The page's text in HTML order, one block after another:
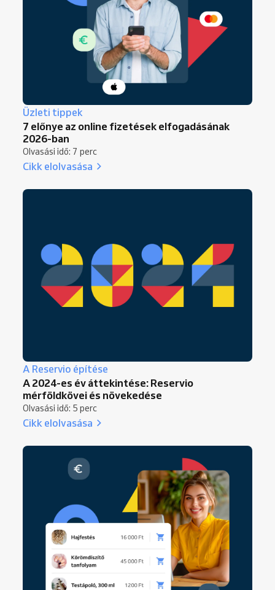
Üzleti tippek
7 előnye az online fizetések elfogadásának
2026-ban
Olvasási idő: 7 perc
Cikk elolvasása
A Reservio építése
A 2024-es év áttekintése: Reservio
mérföldkövei és növekedése
Olvasási idő: 5 perc
Cikk elolvasása